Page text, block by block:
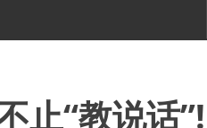
“教说话”!